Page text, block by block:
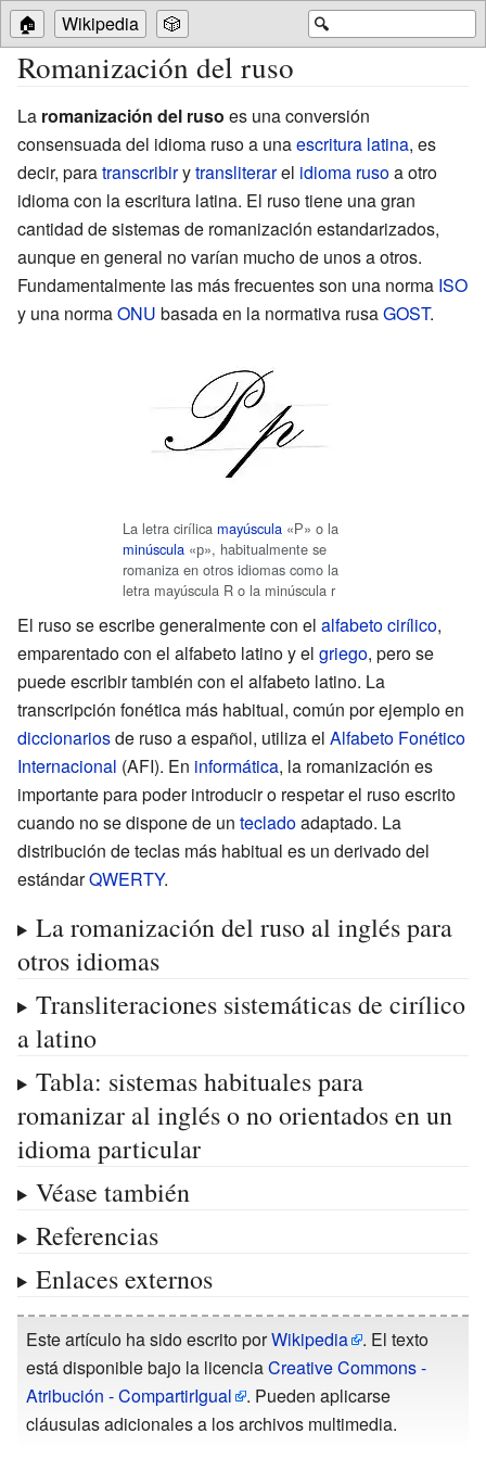
🔍
🏠 Wikipedia 🎲
Romanización del ruso
La romanización del ruso es una conversión
consensuada del idioma ruso a unaescritura latina, es
decir, paratranscribirytransliterarel idioma rusoa otro
idioma con la escritura latina. El ruso tiene una gran
cantidad de sistemas de romanización estandarizados,
aunque en general no varían mucho de unos a otros.
Fundamentalmente las más frecuentes son una norma ISO
y una normaONU basada en la normativa rusaGOST.
La letra cirílica mayúscula «Р» o la
minúscula «р», habitualmente se
romaniza en otros idiomas como la
letra mayúscula R o la minúscula r
El ruso se escribe generalmente con el alfabeto cirílico,
emparentado con el alfabeto latino y el griego, pero se
puede escribir también con el alfabeto latino. La
transcripción fonética más habitual, común por ejemplo en
diccionariosde ruso a español, utiliza el Alfabeto Fonético
Internacional (AFI). En informática, la romanización es
importante para poder introducir o respetar el ruso escrito
cuando no se dispone de un tecladoadaptado. La
distribución de teclas más habitual es un derivado del
estándarQWERTY.
La romanización del ruso al inglés para
otros idiomas
Transliteraciones sistemáticas de cirílico
a latino
Tabla: sistemas habituales para
romanizar al inglés o no orientados en un
idioma particular
Véase también
Referencias
Enlaces externos
Este artículo ha sido escrito porWikipedia
. El texto
está disponible bajo la licenciaCreative Commons -
Atribución - CompartirIgual
. Pueden aplicarse
cláusulas adicionales a los archivos multimedia.